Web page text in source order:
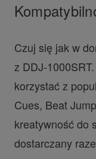
Czuj się jak w
z DDJ-
korzystać z
Cues, Beat
kreatywność do
dostarczany